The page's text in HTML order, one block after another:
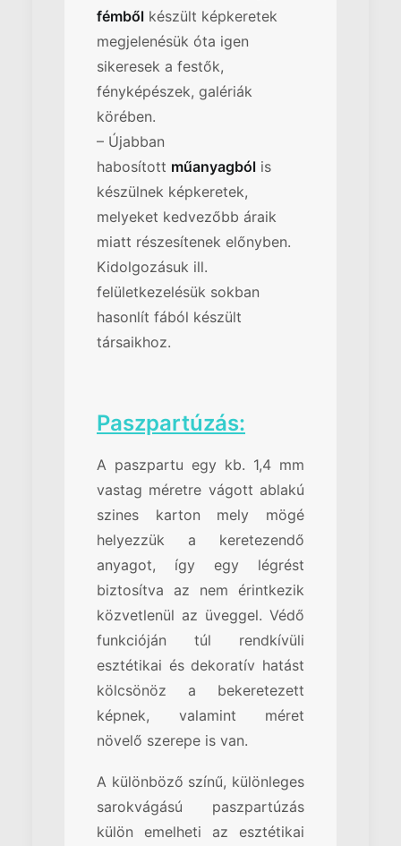
fémből készült képkeretek
megjelenésük óta igen
sikeresek a festők,
fényképészek, galériák
körében.
– Újabban
habosított műanyagból is
készülnek képkeretek,
melyeket kedvezőbb áraik
miatt részesítenek előnyben.
Kidolgozásuk ill.
felületkezelésük sokban
hasonlít fából készült
társaikhoz.
Paszpartúzás:
A paszpartu egy kb. 1,4 mm
vastag méretre vágott ablakú
szines karton mely mögé
helyezzük a keretezendő
anyagot, így egy légrést
biztosítva az nem érintkezik
közvetlenül az üveggel. Védő
funkcióján túl rendkívüli
esztétikai és dekoratív hatást
kölcsönöz a bekeretezett
képnek, valamint méret
növelő szerepe is van.
A különböző színű, különleges
sarokvágású paszpartúzás
külön emelheti az esztétikai